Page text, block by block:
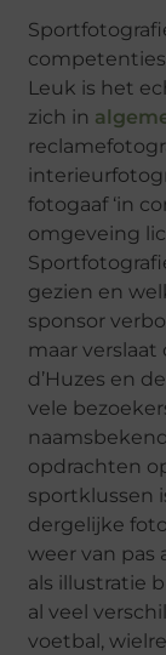
competenties
Leuk is het
zich in
fotogaaf ‘in
omgeveing
gezien en
sponsor
maar
d’Huzes en
vele
opdrachten
sportklussen
dergelijke
weer van pas
als illustratie
al veel
voetbal,